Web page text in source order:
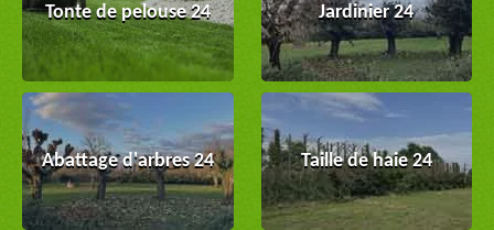
Tonte de pelouse 24 Jardinier 24
Abattage d'arbres 24 Taille de haie 24